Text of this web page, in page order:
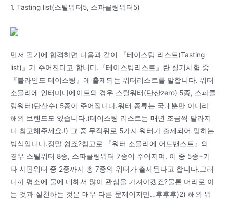
1. Tasting list(스틸워터5, 스파클링워터5)
먼저 필기에 합격하면 다음과 같이 『테이스팅 리스트(Tasting
list)』가 주어진다고 합니다.『테이스팅리스트』란 실기시험 중
『블라인드 테이스팅』에 출제되는 워터리스트를 말합니다. 워터
소믈리에 인터미디에이트의 경우 스틸워터(탄산zero) 5종, 스파클
링워터(탄산수) 5종이 주어집니다.워터 종류는 국내뿐만 아니라
해외 브랜드도 있습니다.(테이스팅 리스트는 매년 조금씩 달라지
니 참고해주세요.!) 그 중 무작위로 5가지 워터가 출제되어 맞히는
방식입니다.정말 쉽죠?참고로 『워터 소믈리에 어드밴스트』의
경우 스틸워터 8종, 스파클링워터 7종이 주어지며, 이 중 5종+기
타 시판워터 중 2종까지 총 7종의 워터가 출제된다고 합니다.그러
니까 평소에 물에 대해서 많이 관심을 가져야겠죠?물론 머리로 아
는 것과 실천하는 것은 매우 다른 문제이지만…후후후)2) 해외 워